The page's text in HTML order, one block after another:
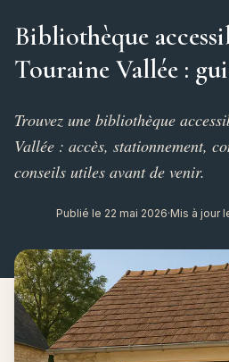
Bibliothèque
Touraine Vallée :
Trouvez une bibliothèque
Vallée : accès, stationnement,
conseils utiles avant de venir.
Publié le 22 mai 2026·Mis à jour